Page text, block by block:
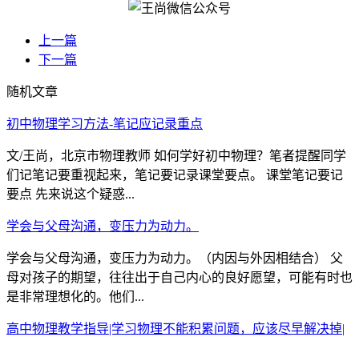
上一篇
下一篇
随机文章
初中物理学习方法-笔记应记录重点
文/王尚，北京市物理教师 如何学好初中物理？笔者提醒同学
们记笔记要重视起来，笔记要记录课堂要点。 课堂笔记要记
要点 先来说这个疑惑...
学会与父母沟通，变压力为动力。
学会与父母沟通，变压力为动力。（内因与外因相结合） 父
母对孩子的期望，往往出于自己内心的良好愿望，可能有时也
是非常理想化的。他们...
高中物理教学指导|学习物理不能积累问题，应该尽早解决掉|